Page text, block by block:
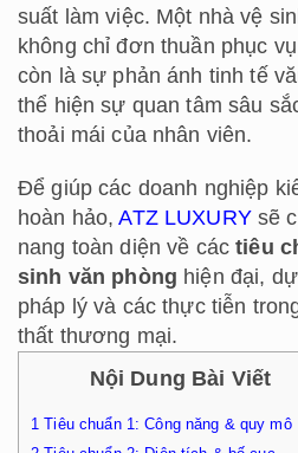
suất làm việc. Một nhà vệ
không chỉ đơn thuần phục
còn là sự phản ánh tinh tế
thể hiện sự quan tâm sâu
thoải mái của nhân viên.
Để giúp các doanh nghiệp
hoàn hảo,ATZ LUXURYsẽ
nang toàn diện về cáctiêu
sinh văn phòng hiện đại,
pháp lý và các thực tiễn
thất thương mại.
Nội Dung Bài Viết
1 Tiêu chuẩn 1: Công năng & quy mô